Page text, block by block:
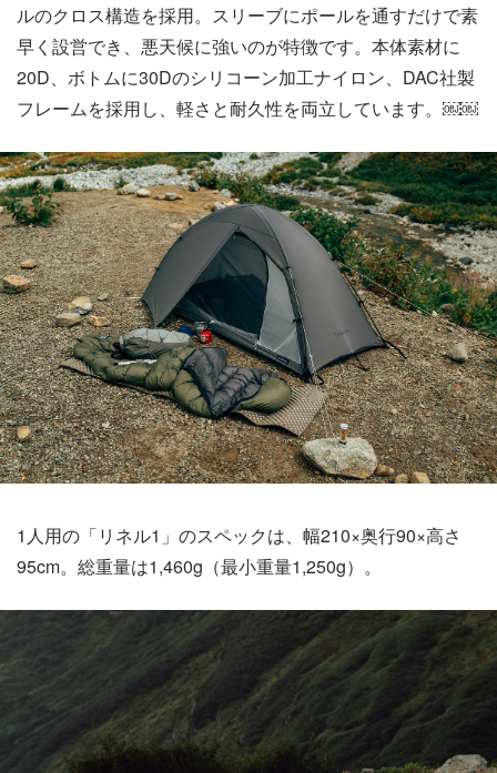
ルのクロス構造を採用。スリーブにポールを通すだけで素
早く設営でき、悪天候に強いのが特徴です。本体素材に
20D、ボトムに30Dのシリコーン加工ナイロン、DAC社製
フレームを採用し、軽さと耐久性を両立しています。￼￼
1人用の「リネル1」のスペックは、幅210×奥行90×高さ
95cm。総重量は1,460g（最小重量1,250g）。